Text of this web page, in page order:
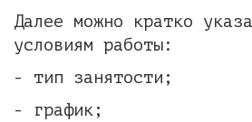
Далее можно кратко
условиям работы:
- тип занятости;
- график;